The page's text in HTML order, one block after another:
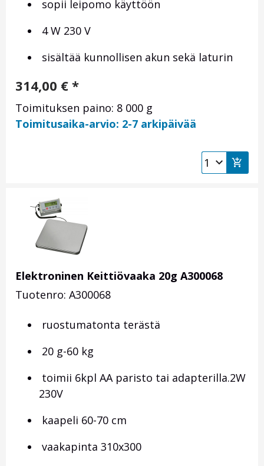
sopii leipomo käyttöön
4 W 230 V
sisältää kunnollisen akun sekä laturin
314,00 € *
Toimituksen paino: 8 000 g
Toimitusaika-arvio: 2-7 arkipäivää
Elektroninen Keittiövaaka 20g A300068
Tuotenro: A300068
ruostumatonta terästä
20 g-60 kg
toimii 6kpl AA paristo tai adapterilla.2W
230V
kaapeli 60-70 cm
vaakapinta 310x300